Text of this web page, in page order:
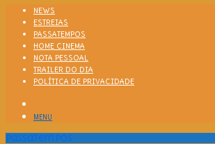
NEWS
ESTREIAS
PASSATEMPOS
HOME CINEMA
NOTA PESSOAL
TRAILER DO DIA
POLÍTICA DE PRIVACIDADE
MENU
Passatempos